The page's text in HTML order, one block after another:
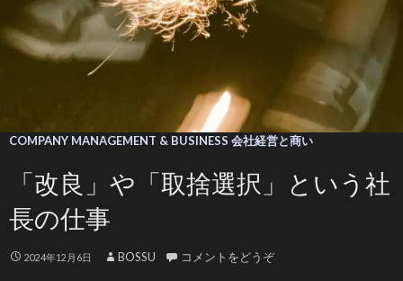
COMPANY MANAGEMENT & BUSINESS 会社経営と商い
「改良」や「取捨選択」という社
長の仕事
2024年12月6日 BOSSU コメントをどうぞ